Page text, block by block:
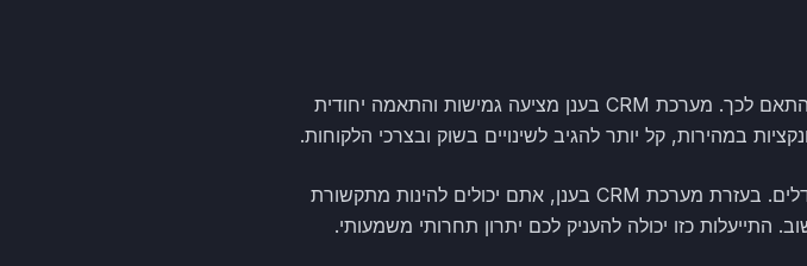
עסקים מתפתחים ומשתנים כל העת, והצרכים שלהם משתנים בהתאם לכך. מערכת CRM בענן מציעה גמישות והתאמה יחודית
במהירות, קל יותר להגיב לשינויים בשוק ובצרכי הלקוחות.
ככל שהעסק שלכם צומח, כך גם הצרכים שלכם לניהול לקוחות גדלים. בעזרת מערכת CRM בענן, אתם יכולים להינות מתקשורת
התייעלות כזו יכולה להעניק לכם יתרון תחרותי משמעותי.